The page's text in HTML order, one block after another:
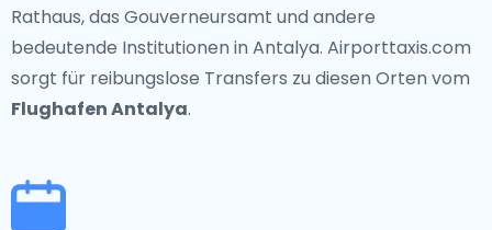
Rathaus, das Gouverneursamt und andere
bedeutende Institutionen in Antalya. Airporttaxis.com
sorgt für reibungslose Transfers zu diesen Orten vom
Flughafen Antalya.